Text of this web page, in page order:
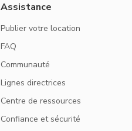
Assistance
Publier votre location
FAQ
Communauté
Lignes directrices
Centre de ressources
Confiance et sécurité